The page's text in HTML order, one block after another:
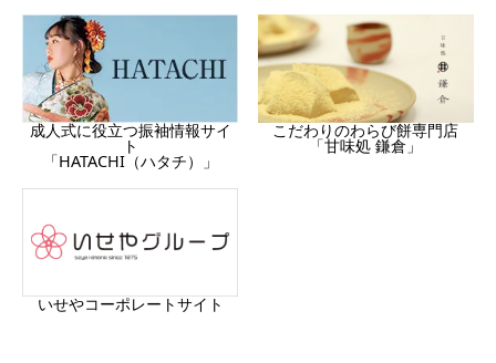
成人式に役立つ振袖情報サイ
ト
「HATACHI（ハタチ）」
こだわりのわらび餅専門店
「甘味処 鎌倉」
いせやコーポレートサイト